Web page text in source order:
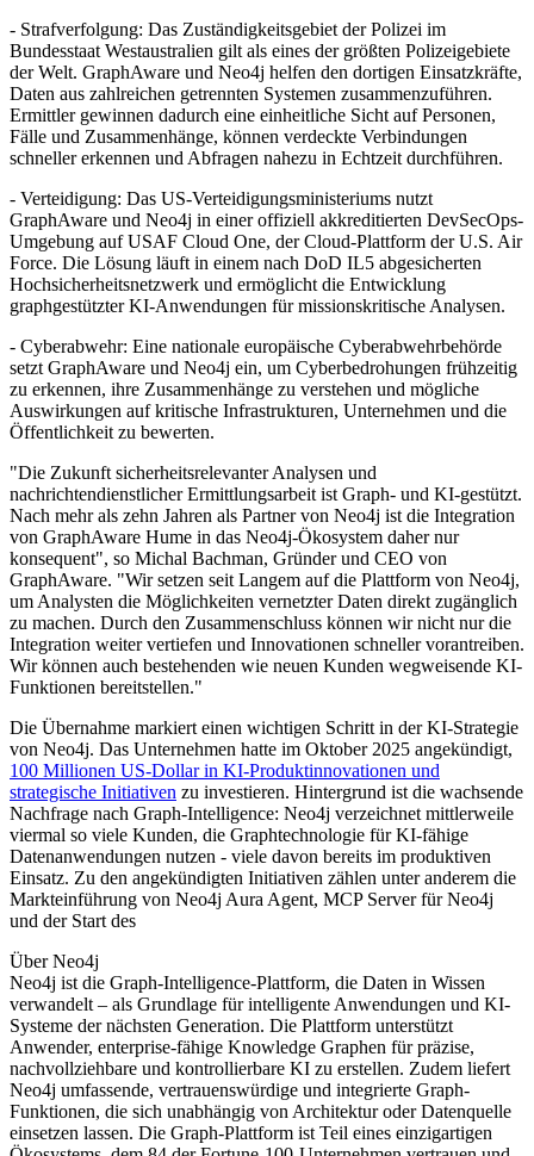
- Strafverfolgung: Das Zuständigkeitsgebiet der Polizei im
Bundesstaat Westaustralien gilt als eines der größten Polizeigebiete
der Welt. GraphAware und Neo4j helfen den dortigen Einsatzkräfte,
Daten aus zahlreichen getrennten Systemen zusammenzuführen.
Ermittler gewinnen dadurch eine einheitliche Sicht auf Personen,
Fälle und Zusammenhänge, können verdeckte Verbindungen
schneller erkennen und Abfragen nahezu in Echtzeit durchführen.
- Verteidigung: Das US-Verteidigungsministeriums nutzt
GraphAware und Neo4j in einer offiziell akkreditierten DevSecOps-
Umgebung auf USAF Cloud One, der Cloud-Plattform der U.S. Air
Force. Die Lösung läuft in einem nach DoD IL5 abgesicherten
Hochsicherheitsnetzwerk und ermöglicht die Entwicklung
graphgestützter KI-Anwendungen für missionskritische Analysen.
- Cyberabwehr: Eine nationale europäische Cyberabwehrbehörde
setzt GraphAware und Neo4j ein, um Cyberbedrohungen frühzeitig
zu erkennen, ihre Zusammenhänge zu verstehen und mögliche
Auswirkungen auf kritische Infrastrukturen, Unternehmen und die
Öffentlichkeit zu bewerten.
"Die Zukunft sicherheitsrelevanter Analysen und
nachrichtendienstlicher Ermittlungsarbeit ist Graph- und KI-gestützt.
Nach mehr als zehn Jahren als Partner von Neo4j ist die Integration
von GraphAware Hume in das Neo4j-Ökosystem daher nur
konsequent", so Michal Bachman, Gründer und CEO von
GraphAware. "Wir setzen seit Langem auf die Plattform von Neo4j,
um Analysten die Möglichkeiten vernetzter Daten direkt zugänglich
zu machen. Durch den Zusammenschluss können wir nicht nur die
Integration weiter vertiefen und Innovationen schneller vorantreiben.
Wir können auch bestehenden wie neuen Kunden wegweisende KI-
Funktionen bereitstellen."
Die Übernahme markiert einen wichtigen Schritt in der KI-Strategie
von Neo4j. Das Unternehmen hatte im Oktober 2025 angekündigt,
100 Millionen US-Dollar in KI-Produktinnovationen und
strategische Initiativen zu investieren. Hintergrund ist die wachsende
Nachfrage nach Graph-Intelligence: Neo4j verzeichnet mittlerweile
viermal so viele Kunden, die Graphtechnologie für KI-fähige
Datenanwendungen nutzen - viele davon bereits im produktiven
Einsatz. Zu den angekündigten Initiativen zählen unter anderem die
Markteinführung von Neo4j Aura Agent, MCP Server für Neo4j
und der Start des
Über Neo4j
Neo4j ist die Graph-Intelligence-Plattform, die Daten in Wissen
verwandelt – als Grundlage für intelligente Anwendungen und KI-
Systeme der nächsten Generation. Die Plattform unterstützt
Anwender, enterprise-fähige Knowledge Graphen für präzise,
nachvollziehbare und kontrollierbare KI zu erstellen. Zudem liefert
Neo4j umfassende, vertrauenswürdige und integrierte Graph-
Funktionen, die sich unabhängig von Architektur oder Datenquelle
einsetzen lassen. Die Graph-Plattform ist Teil eines einzigartigen